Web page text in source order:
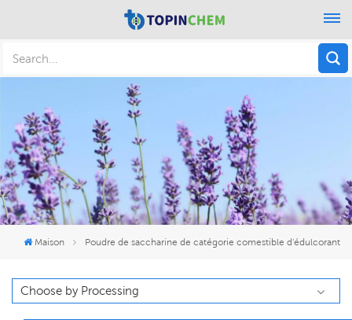
Maison Poudre de saccharine de catégorie comestible d'édulcorant